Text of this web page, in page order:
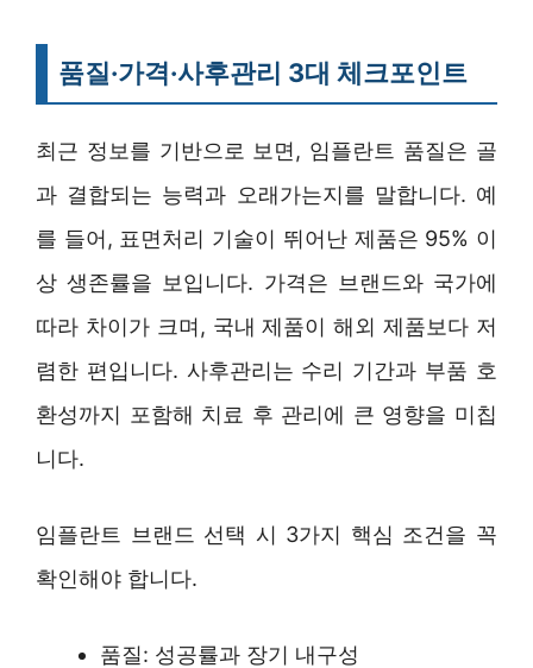
품질·가격·사후관리 3대 체크포인트
최근 정보를 기반으로 보면, 임플란트 품질은 골
과 결합되는 능력과 오래가는지를 말합니다. 예
를 들어, 표면처리 기술이 뛰어난 제품은 95% 이
상 생존률을 보입니다. 가격은 브랜드와 국가에
따라 차이가 크며, 국내 제품이 해외 제품보다 저
렴한 편입니다. 사후관리는 수리 기간과 부품 호
환성까지 포함해 치료 후 관리에 큰 영향을 미칩
니다.
임플란트 브랜드 선택 시 3가지 핵심 조건을 꼭
확인해야 합니다.
품질: 성공률과 장기 내구성